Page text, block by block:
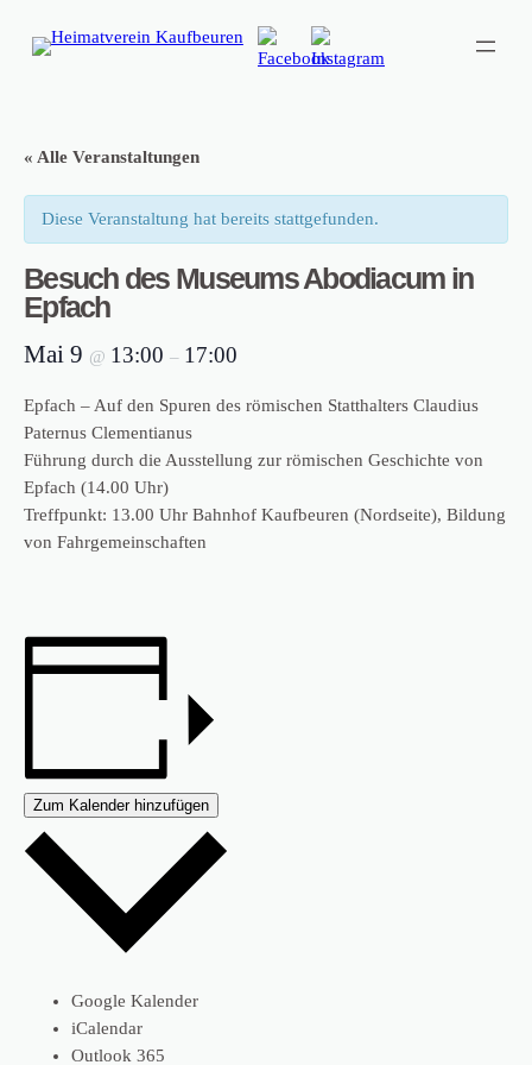
« Alle Veranstaltungen
Diese Veranstaltung hat bereits stattgefunden.
Besuch des Museums Abodiacum in
Epfach
Mai 9 @ 13:00 – 17:00
Epfach – Auf den Spuren des römischen Statthalters Claudius
Paternus Clementianus
Führung durch die Ausstellung zur römischen Geschichte von
Epfach (14.00 Uhr)
Treffpunkt: 13.00 Uhr Bahnhof Kaufbeuren (Nordseite), Bildung
von Fahrgemeinschaften
Zum Kalender hinzufügen
Google Kalender
iCalendar
Outlook 365